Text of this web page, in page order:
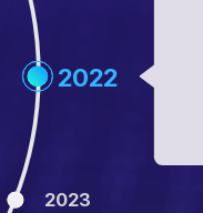
2023
2022